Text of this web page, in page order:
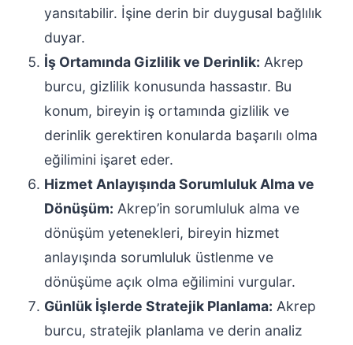
yansıtabilir. İşine derin bir duygusal bağlılık
duyar.
İş Ortamında Gizlilik ve Derinlik: Akrep
burcu, gizlilik konusunda hassastır. Bu
konum, bireyin iş ortamında gizlilik ve
derinlik gerektiren konularda başarılı olma
eğilimini işaret eder.
Hizmet Anlayışında Sorumluluk Alma ve
Dönüşüm: Akrep’in sorumluluk alma ve
dönüşüm yetenekleri, bireyin hizmet
anlayışında sorumluluk üstlenme ve
dönüşüme açık olma eğilimini vurgular.
Günlük İşlerde Stratejik Planlama: Akrep
burcu, stratejik planlama ve derin analiz